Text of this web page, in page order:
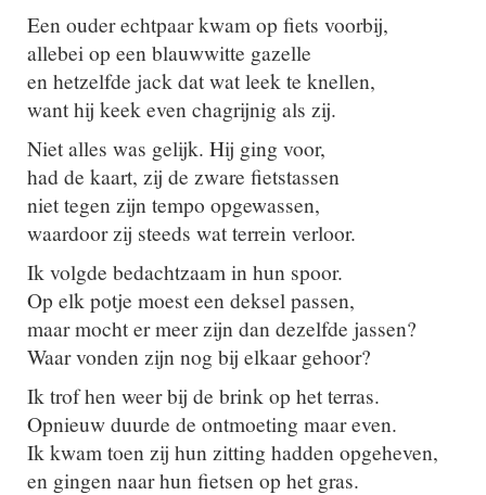
Een ouder echtpaar kwam op fiets voorbij,
allebei op een blauwwitte gazelle
en hetzelfde jack dat wat leek te knellen,
want hij keek even chagrijnig als zij.
Niet alles was gelijk. Hij ging voor,
had de kaart, zij de zware fietstassen
niet tegen zijn tempo opgewassen,
waardoor zij steeds wat terrein verloor.
Ik volgde bedachtzaam in hun spoor.
Op elk potje moest een deksel passen,
maar mocht er meer zijn dan dezelfde jassen?
Waar vonden zijn nog bij elkaar gehoor?
Ik trof hen weer bij de brink op het terras.
Opnieuw duurde de ontmoeting maar even.
Ik kwam toen zij hun zitting hadden opgeheven,
en gingen naar hun fietsen op het gras.